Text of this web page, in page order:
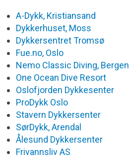
A-Dykk, Kristiansand
Dykkerhuset, Moss
Dykkersentret Tromsø
Fue.no, Oslo
Nemo Classic Diving, Bergen
One Ocean Dive Resort
Oslofjorden Dykkesenter
ProDykk Oslo
Stavern Dykkersenter
SørDykk, Arendal
Ålesund Dykkersenter
Frivannsliv AS